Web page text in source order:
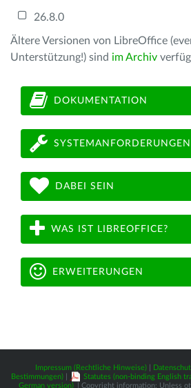
26.8.0
Ältere Versionen von LibreOffice
Unterstützung!) sind im Archiv
DOKUMENTATION
SYSTEMANFORDERUNGEN
DABEI SEIN
WAS IST LIBREOFFICE?
ERWEITERUNGEN
Impressum (Rechtliche Hinweise)|
Bestimmungen)
Statutes (non-binding English
German version)
| Copyright information: Unless